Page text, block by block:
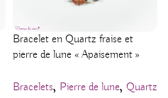
Bracelet en Quartz fraise et
pierre de lune « Apaisement »
Bracelets, Pierre de lune, Quartz